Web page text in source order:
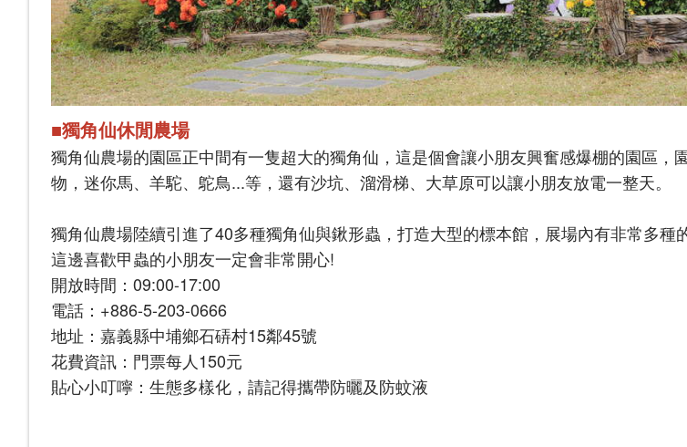
■獨角仙休閒農場
獨角仙農場的園區正中間有一隻超大的獨角仙，這是個會讓小朋友興奮感爆棚的園區，
物，迷你馬、羊駝、鴕鳥...等，還有沙坑、溜滑梯、大草原可以讓小朋友放電一整天。
獨角仙農場陸續引進了40多種獨角仙與鍬形蟲，打造大型的標本館，展場內有非常多種
這邊喜歡甲蟲的小朋友一定會非常開心!
開放時間：09:00-17:00
電話：+886-5-203-0666
地址：嘉義縣中埔鄉石硦村15鄰45號
花費資訊：門票每人150元
貼心小叮嚀：生態多樣化，請記得攜帶防曬及防蚊液